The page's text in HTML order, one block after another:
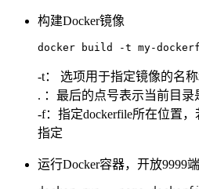
构建Docker镜像
-t： 选项用于指定镜像的名
. ：最后的点号表示当前目录
-f：指定dockerfile所在位置
指定
运行Docker容器，开放9999